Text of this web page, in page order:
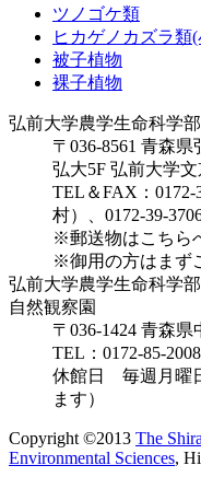
ツノゴケ類
ヒカゲノカズラ類
被子植物
裸子植物
弘前大学農学生命科学
〒036-8561 青森
弘大5F 弘前大学
TEL＆FAX：0172-
村）、0172-39-
※郵送物はこちら
※御用の方はまず
弘前大学農学生命科学
自然観察園
〒036-1424 青森
TEL：0172-85-2008
休館日 毎週月曜
ます）
Copyright ©2013 The
Environmental Sciences,